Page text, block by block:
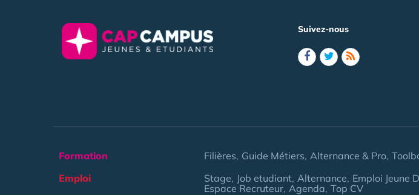
Suivez-nous
Formation Filières Guide Métiers Alternance & Pro
Emploi
Stage Job etudiant Alternance Emploi Jeune
Espace Recruteur Agenda Top CV